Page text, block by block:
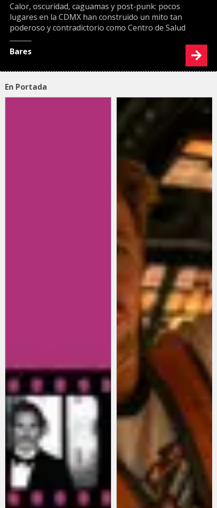
Calor, oscuridad, caguamas y post-punk: pocos
lugares en la CDMX han construido un mito tan
poderoso y contradictorio como Centro de Salud
Bares
En Portada